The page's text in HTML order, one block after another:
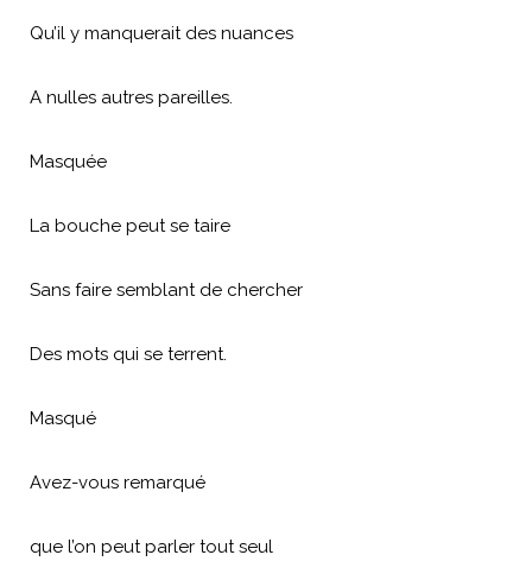
Qu’il y manquerait des nuances
A nulles autres pareilles.
Masquée
La bouche peut se taire
Sans faire semblant de chercher
Des mots qui se terrent.
Masqué
Avez-vous remarqué
que l’on peut parler tout seul